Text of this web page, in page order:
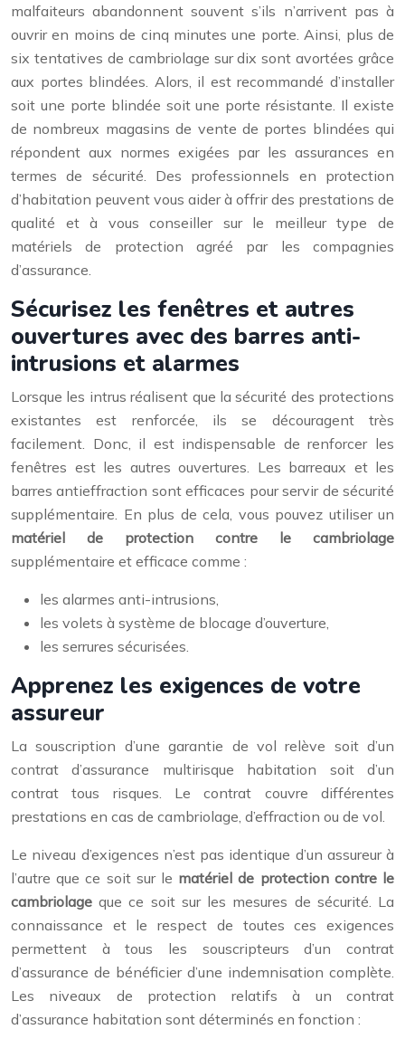
malfaiteurs abandonnent souvent s’ils n’arrivent pas à
ouvrir en moins de cinq minutes une porte. Ainsi, plus de
six tentatives de cambriolage sur dix sont avortées grâce
aux portes blindées. Alors, il est recommandé d’installer
soit une porte blindée soit une porte résistante. Il existe
de nombreux magasins de vente de portes blindées qui
répondent aux normes exigées par les assurances en
termes de sécurité. Des professionnels en protection
d’habitation peuvent vous aider à offrir des prestations de
qualité et à vous conseiller sur le meilleur type de
matériels de protection agréé par les compagnies
d’assurance.
Sécurisez les fenêtres et autres
ouvertures avec des barres anti-
intrusions et alarmes
Lorsque les intrus réalisent que la sécurité des protections
existantes est renforcée, ils se découragent très
facilement. Donc, il est indispensable de renforcer les
fenêtres est les autres ouvertures. Les barreaux et les
barres antieffraction sont efficaces pour servir de sécurité
supplémentaire. En plus de cela, vous pouvez utiliser un
matériel de protection contre le cambriolage
supplémentaire et efficace comme :
les alarmes anti-intrusions,
les volets à système de blocage d’ouverture,
les serrures sécurisées.
Apprenez les exigences de votre
assureur
La souscription d’une garantie de vol relève soit d’un
contrat d’assurance multirisque habitation soit d’un
contrat tous risques. Le contrat couvre différentes
prestations en cas de cambriolage, d’effraction ou de vol.
Le niveau d’exigences n’est pas identique d’un assureur à
l’autre que ce soit sur le matériel de protection contre le
cambriolage que ce soit sur les mesures de sécurité. La
connaissance et le respect de toutes ces exigences
permettent à tous les souscripteurs d’un contrat
d’assurance de bénéficier d’une indemnisation complète.
Les niveaux de protection relatifs à un contrat
d’assurance habitation sont déterminés en fonction :